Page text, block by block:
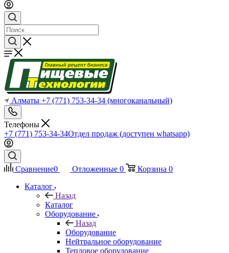
Алматы +7 (771) 753-34-34 (многоканальный)
Телефоны
+7 (771) 753-34-34Отдел продаж (доступен whatsapp)
Сравнение0 Отложенные 0 Корзина 0
Каталог
Назад
Каталог
Оборудование
Назад
Оборудование
Нейтральное оборудование
Тепловое оборудование